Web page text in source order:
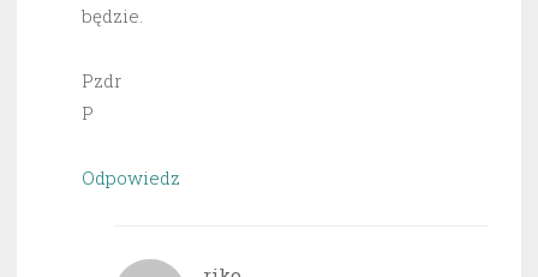
będzie.
Pzdr
P
Odpowiedz